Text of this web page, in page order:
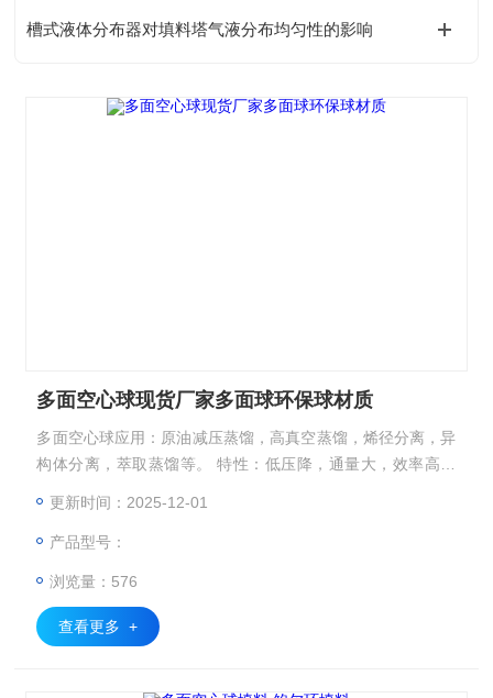
槽式液体分布器对填料塔气液分布均匀性的影响
多面空心球现货厂家多面球环保球材质
多面空心球应用：原油减压蒸馏，高真空蒸馏，烯径分离，异
构体分离，萃取蒸馏等。 特性：低压降，通量大，效率高，
更新时间：2025-12-01
产品型号：
浏览量：576
查看更多 +